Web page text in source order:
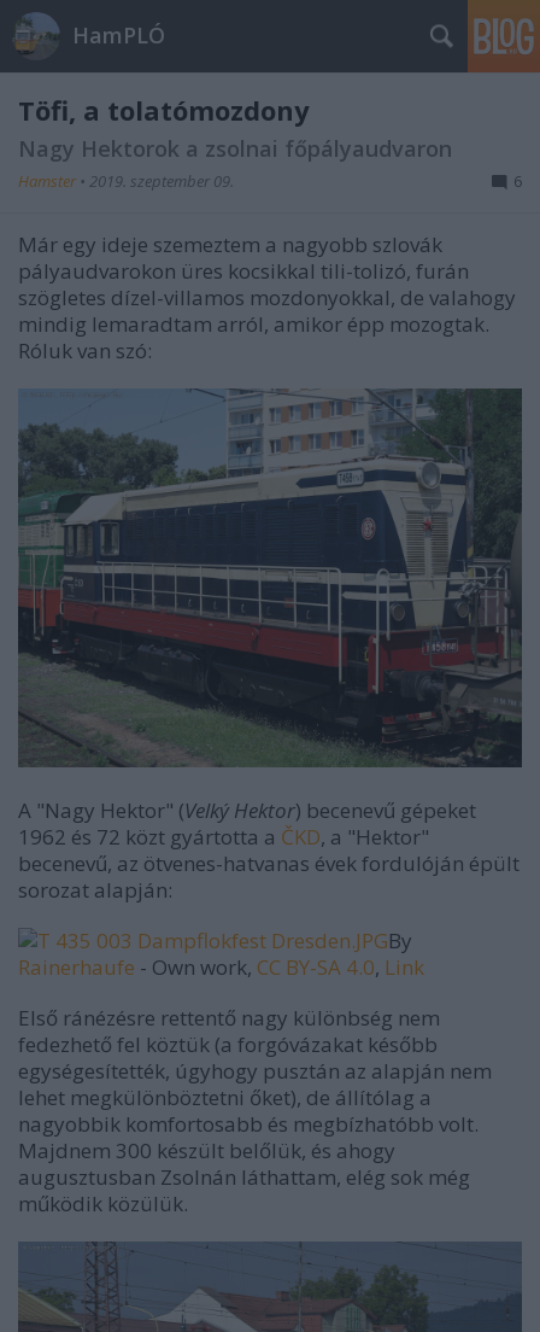
HamPLÓ
Töfi, a tolatómozdony
Nagy Hektorok a zsolnai főpályaudvaron
Hamster • 2019. szeptember 09. 6
Már egy ideje szemeztem a nagyobb szlovák
pályaudvarokon üres kocsikkal tili-tolizó, furán
szögletes dízel-villamos mozdonyokkal, de valahogy
mindig lemaradtam arról, amikor épp mozogtak.
Róluk van szó:
A "Nagy Hektor" (Velký Hektor) becenevű gépeket
1962 és 72 közt gyártotta a ČKD, a "Hektor"
becenevű, az ötvenes-hatvanas évek fordulóján épült
sorozat alapján:
By
Rainerhaufe - Own work, CC BY-SA 4.0, Link
Első ránézésre rettentő nagy különbség nem
fedezhető fel köztük (a forgóvázakat később
egységesítették, úgyhogy pusztán az alapján nem
lehet megkülönböztetni őket), de állítólag a
nagyobbik komfortosabb és megbízhatóbb volt.
Majdnem 300 készült belőlük, és ahogy
augusztusban Zsolnán láthattam, elég sok még
működik közülük.